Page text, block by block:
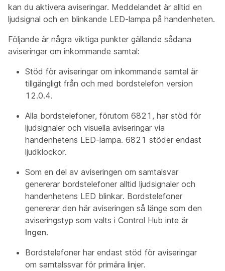
kan du aktivera aviseringar. Meddelandet är alltid en
ljudsignal och en blinkande LED-lampa på handenheten.
Följande är några viktiga punkter gällande sådana
aviseringar om inkommande samtal:
Stöd för aviseringar om inkommande samtal är
tillgängligt från och med bordstelefon version
12.0.4.
Alla bordstelefoner, förutom 6821, har stöd för
ljudsignaler och visuella aviseringar via
handenhetens LED-lampa. 6821 stöder endast
ljudklockor.
Som en del av aviseringen om samtalsvar
genererar bordstelefoner alltid ljudsignaler och
handenhetens LED blinkar. Bordstelefoner
genererar den här aviseringen så länge som den
aviseringstyp som valts i Control Hub inte är
Ingen.
Bordstelefoner har endast stöd för aviseringar
om samtalssvar för primära linjer.